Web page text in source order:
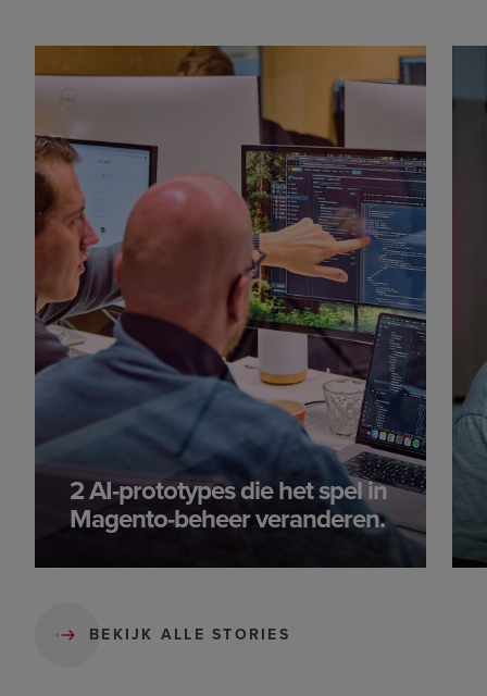
BEKIJK ALLE STORIES
2 AI-prototypes die het spel in
Magento-beheer veranderen.